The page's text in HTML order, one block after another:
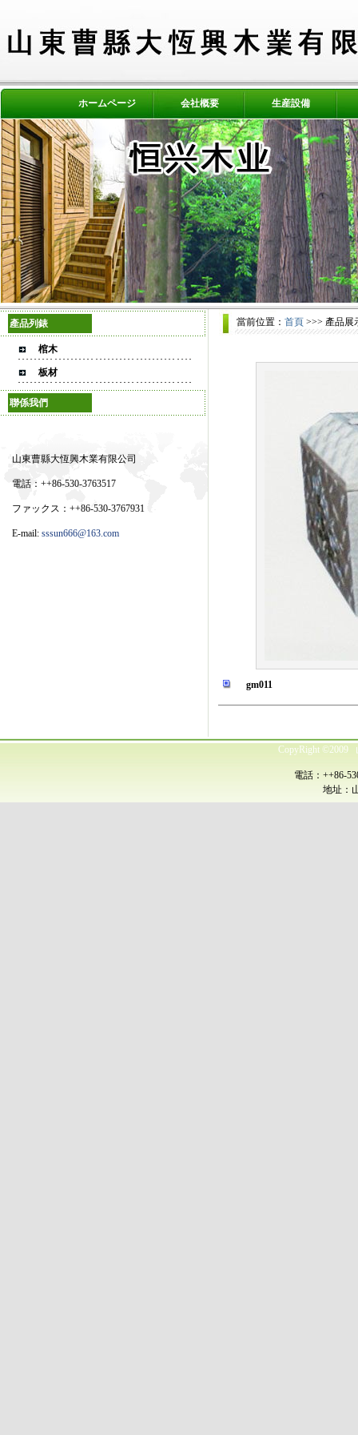
ホームページ 会社概要 生産設備
產品列錶
棺木
板材
聯係我們
山東曹縣大恆興木業有限公司
電話：++86-530-3763517
ファックス：++86-530-3767931
E-mail:sssun666@163.com
當前位置：首頁>>> 產品
gm011
CopyRight ©2009
電話：++86-
地址：